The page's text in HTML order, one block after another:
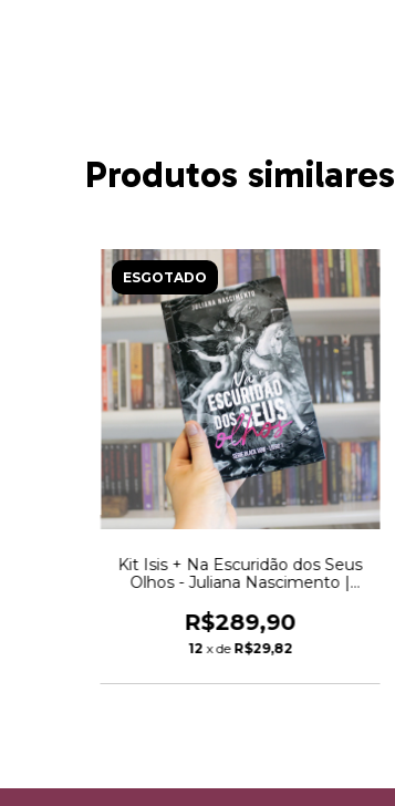
Produtos similares
ESGOTADO
Kit Isis + Na Escuridão dos Seus
Olhos - Juliana Nascimento |
R$289,90
12 x de R$29,82